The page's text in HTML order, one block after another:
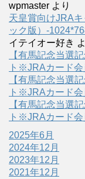
wpmaster より
天皇賞向けJRA
ック版）-
イテイオー好き
【有馬記念当選
ト※JRAカード
【有馬記念当選
ト※JRAカード
【有馬記念当選
ト※JRAカード
2025年6月
2024年12月
2023年12月
2021年12月